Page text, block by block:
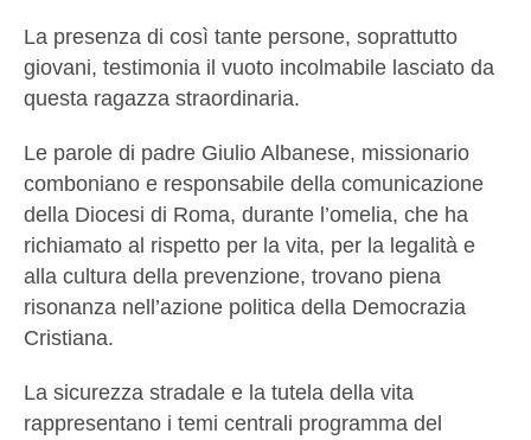
La presenza di così tante persone, soprattutto
giovani, testimonia il vuoto incolmabile lasciato da
questa ragazza straordinaria.
Le parole di padre Giulio Albanese, missionario
comboniano e responsabile della comunicazione
della Diocesi di Roma, durante l’omelia, che ha
richiamato al rispetto per la vita, per la legalità e
alla cultura della prevenzione, trovano piena
risonanza nell’azione politica della Democrazia
Cristiana.
La sicurezza stradale e la tutela della vita
rappresentano i temi centrali programma del